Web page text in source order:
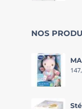
NOS